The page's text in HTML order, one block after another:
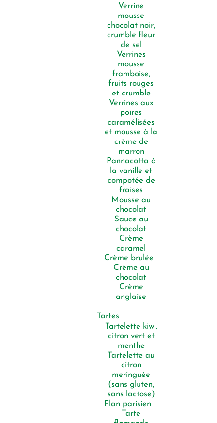
Verrine
mousse
chocolat noir,
crumble fleur
de sel
Verrines
mousse
framboise,
fruits rouges
et crumble
Verrines aux
poires
caramélisées
et mousse à la
crème de
marron
Pannacotta à
la vanille et
compotée de
fraises
Mousse au
chocolat
Sauce au
chocolat
Crème
caramel
Crème brulée
Crème au
chocolat
Crème
anglaise
Tartes
Tartelette kiwi,
citron vert et
menthe
Tartelette au
citron
meringuée
(sans gluten,
sans lactose)
Flan parisien
Tarte